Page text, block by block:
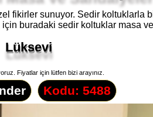
sunuyor. Sedir koltuklarla
buradaki sedir koltuklar masa
Lüksevi
Fiyatlar için lütfen bizi arayınız.
Kodu: 5488